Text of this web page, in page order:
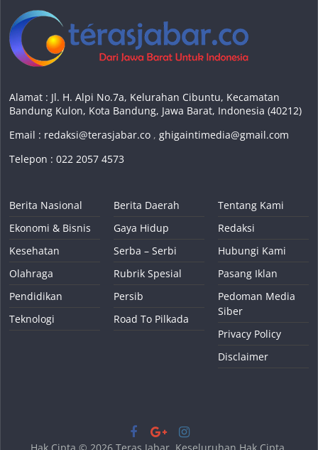
Alamat : Jl. H. Alpi No.7a, Kelurahan Cibuntu, Kecamatan
Bandung Kulon, Kota Bandung, Jawa Barat, Indonesia (40212)
Email : redaksi@terasjabar.co ,ghigaintimedia@gmail.com
Telepon : 022 2057 4573
Berita Nasional
Ekonomi & Bisnis
Kesehatan
Olahraga
Pendidikan
Teknologi
Berita Daerah
Gaya Hidup
Serba – Serbi
Rubrik Spesial
Persib
Road To Pilkada
Tentang Kami
Redaksi
Hubungi Kami
Pasang Iklan
Pedoman Media
Siber
Privacy Policy
Disclaimer